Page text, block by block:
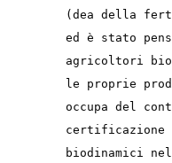
(dea della
ed è stato
agricoltori
le proprie
occupa del
certificazione
biodinamici